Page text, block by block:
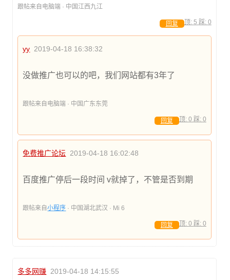
跟帖来自电脑端 · 中国江西九江
顶: 5 踩: 0
回复
yy 2019-04-18 16:38:32
没做推广也可以的吧，我们网站都有3年了
跟帖来自电脑端 · 中国广东东莞
顶: 0 踩: 0
回复
免费推广论坛 2019-04-18 16:02:48
百度推广停后一段时间 v就掉了，不管是否到期
跟帖来自小程序 · 中国湖北武汉 · Mi 6
顶: 0 踩: 0
回复
多多网赚 2019-04-18 14:15:55